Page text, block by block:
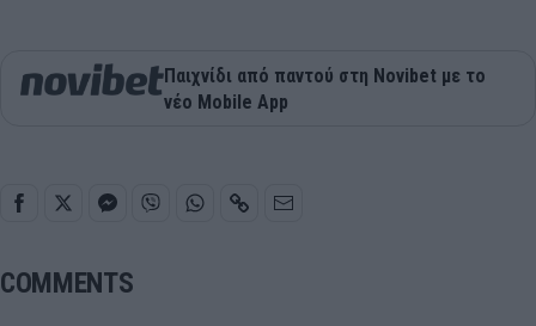
Παιχνίδι από παντού στη Novibet με το
νέο Mobile App
COMMENTS